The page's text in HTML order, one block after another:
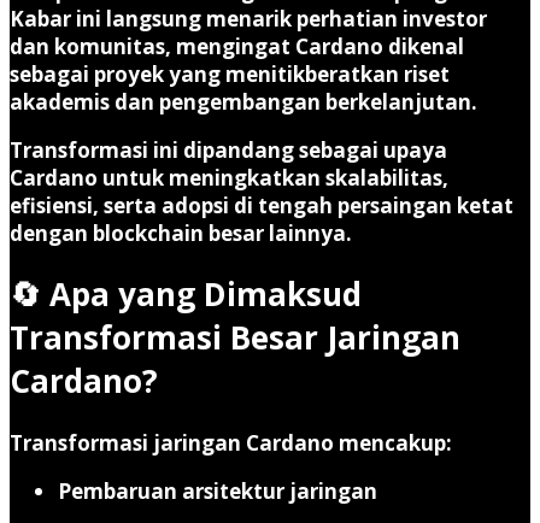
Kabar ini langsung menarik perhatian investor
dan komunitas, mengingat Cardano dikenal
sebagai proyek yang menitikberatkan riset
akademis dan pengembangan berkelanjutan.
Transformasi ini dipandang sebagai upaya
Cardano untuk meningkatkan skalabilitas,
efisiensi, serta adopsi di tengah persaingan ketat
dengan blockchain besar lainnya.
🔄 Apa yang Dimaksud
Transformasi Besar Jaringan
Cardano?
Transformasi jaringan Cardano mencakup:
Pembaruan arsitektur jaringan